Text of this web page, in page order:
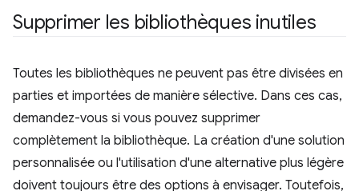
Supprimer les bibliothèques inutiles
Toutes les bibliothèques ne peuvent pas être divisées en
parties et importées de manière sélective. Dans ces cas,
demandez-vous si vous pouvez supprimer
complètement la bibliothèque. La création d'une solution
personnalisée ou l'utilisation d'une alternative plus légère
doivent toujours être des options à envisager. Toutefois,